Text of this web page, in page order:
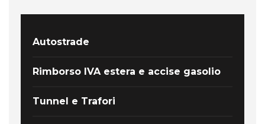
Autostrade
Rimborso IVA estera e accise gasolio
Tunnel e Trafori